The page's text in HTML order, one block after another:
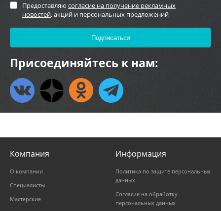
Предоставляю согласие на получение рекламных
новостей, акций и персональных предложений
Присоединяйтесь к нам:
Компания
О компании
Специалисты
Мастерские
Информация
Политика по защите персональных
данных
Согласие на обработку
персональных данных